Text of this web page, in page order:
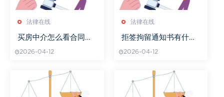
法律在线
买房中介怎么看合同编
2026-04-12
法律在线
拒签拘留通知书有什么
2026-04-12